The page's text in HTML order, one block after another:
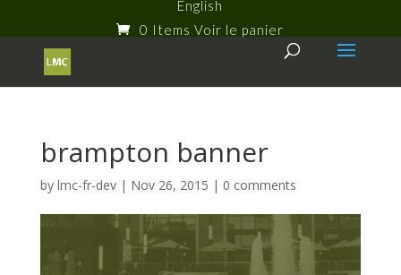
English
0 Items
brampton banner
by lmc-fr-dev| Nov 26, 2015 | 0 comments